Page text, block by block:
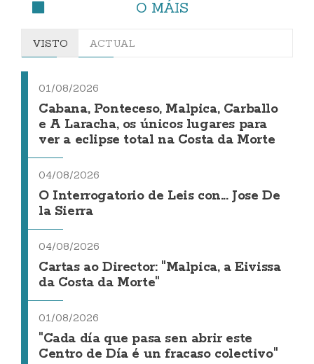
O MÁIS
VISTO ACTUAL
01/08/2026
Cabana, Ponteceso, Malpica, Carballo
e A Laracha, os únicos lugares para
ver a eclipse total na Costa da Morte
04/08/2026
O Interrogatorio de Leis con... Jose De
la Sierra
04/08/2026
Cartas ao Director: "Malpica, a Eivissa
da Costa da Morte"
01/08/2026
"Cada día que pasa sen abrir este
Centro de Día é un fracaso colectivo"